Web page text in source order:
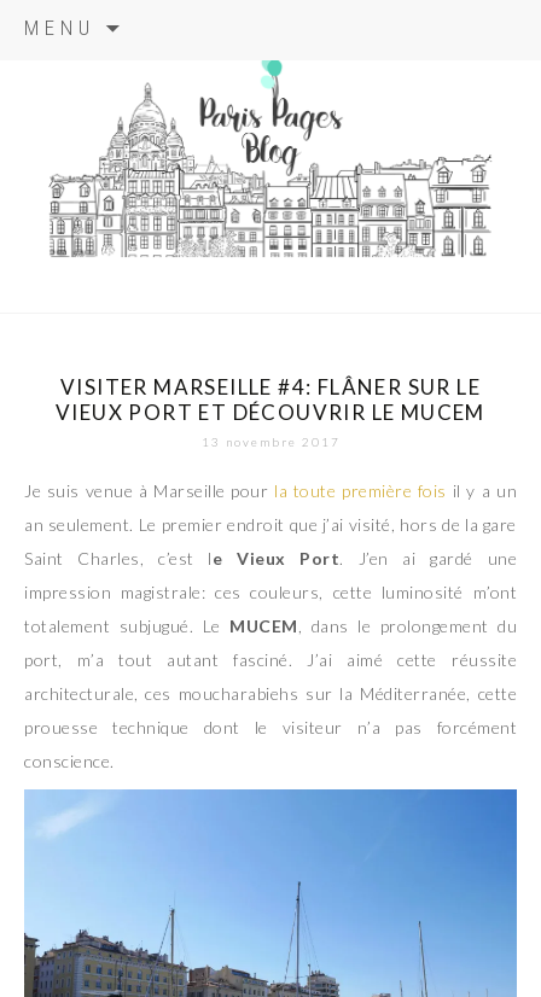
MENU
principal
paris pages
blog
VISITER MARSEILLE #4: FLÂNER SUR LE
VIEUX PORT ET DÉCOUVRIR LE MUCEM
13 novembre 2017
Je suis venue à Marseille pour la toute première fois il y a un
an seulement. Le premier endroit que j’ai visité, hors de la gare
Saint Charles, c’est le Vieux Port. J’en ai gardé une
impression magistrale: ces couleurs, cette luminosité m’ont
totalement subjugué. Le MUCEM , dans le prolongement du
port, m’a tout autant fasciné. J’ai aimé cette réussite
architecturale, ces moucharabiehs sur la Méditerranée, cette
prouesse technique dont le visiteur n’a pas forcément
conscience.